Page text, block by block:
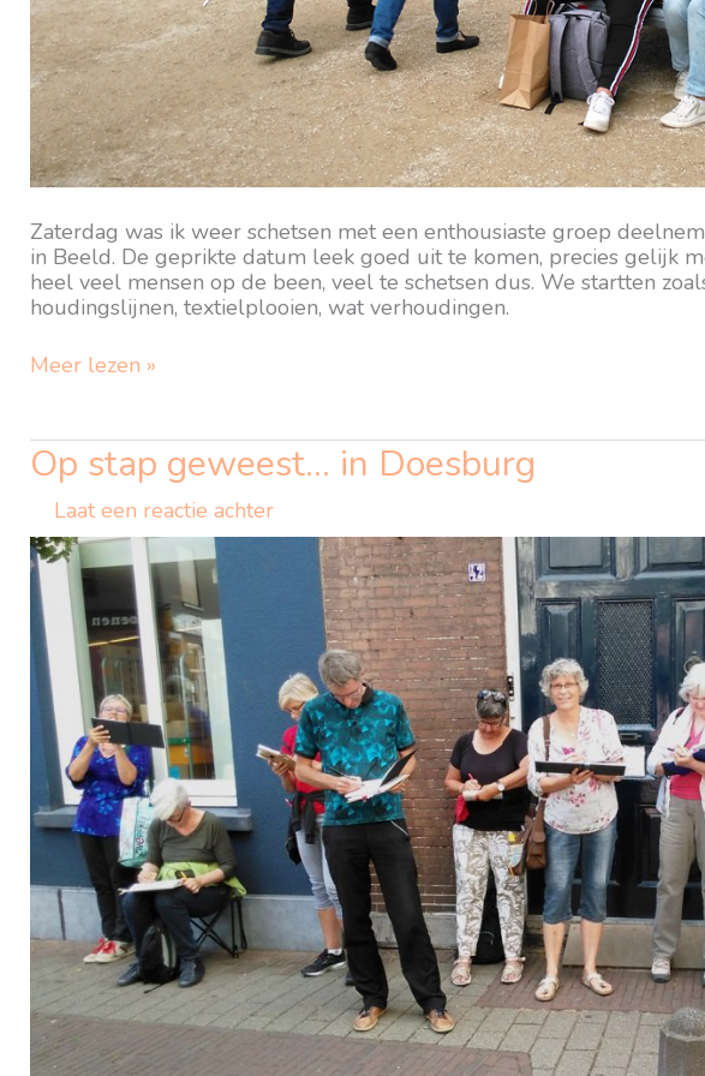
Zaterdag was ik weer schetsen met een enthousiaste groep
in Beeld. De geprikte datum leek goed uit te komen, precies gelijk
heel veel mensen op de been, veel te schetsen dus. We startten
houdingslijnen, textielplooien, wat verhoudingen.
Workshop:
de
kade……..
Meer lezen »
Op stap geweest… in Doesburg
Laat een reactie achter